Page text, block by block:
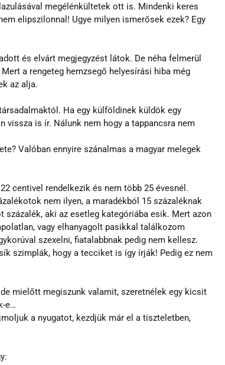
megélénkültetek ott is. Mindenki keres
elipszilonnal! Ugye milyen ismerősek ezek? Egy
és elvárt megjegyzést látok. De néha felmerül
a rengeteg hemzsegő helyesírási hiba még
az alja.
Ha egy külföldinek küldök egy
vissza is ír. Nálunk nem hogy a tappancsra nem
Valóban ennyire szánalmas a magyar melegek
centivel rendelkezik és nem több 25 évesnél.
nem ilyen, a maradékból 15 százaléknak
aki az esetleg kategóriába esik. Mert azon
vagy elhanyagolt pasikkal találkozom
szexelni, fiatalabbnak pedig nem kellesz.
szimplák, hogy a tecciket is így írják! Pedig ez nem
mielőtt megiszunk valamit, szeretnélek egy kicsit
e…
a nyugatot, kezdjük már el a tiszteletben,